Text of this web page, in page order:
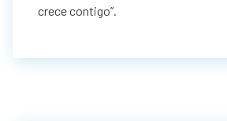
crece contigo”.